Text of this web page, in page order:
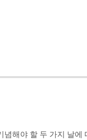
해야 할 두 가지 날에